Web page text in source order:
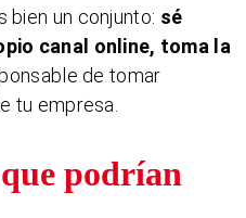
bien un conjunto: sé
canal online, toma la
de tomar
tu empresa.
podrían